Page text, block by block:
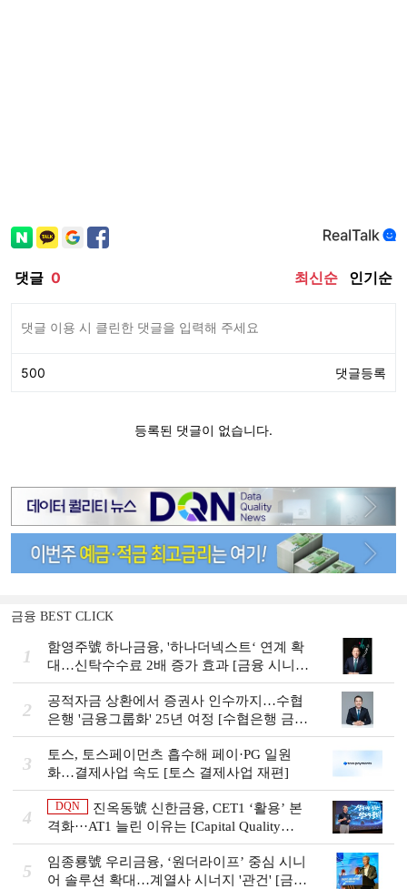
금융 BEST CLICK
1
함영주號 하나금융, '하나더넥스트‘ 연계 확
대…신탁수수료 2배 증가 효과 [금융 시니어
비즈니스 돋보기]
2
공적자금 상환에서 증권사 인수까지…수협
은행 '금융그룹화' 25년 여정 [수협은행 금융
그룹의 꿈①]
3
토스, 토스페이먼츠 흡수해 페이·PG 일원
화…결제사업 속도 [토스 결제사업 재편]
4
DQN
진옥동號 신한금융, CET1 ‘활용’ 본
격화···AT1 늘린 이유는 [Capital Quality
Review]
5
임종룡號 우리금융, ‘원더라이프’ 중심 시니
어 솔루션 확대…계열사 시너지 '관건' [금융